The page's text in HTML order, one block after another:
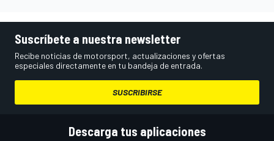
Suscríbete a nuestra newsletter
Recibe noticias de motorsport, actualizaciones y ofertas
especiales directamente en tu bandeja de entrada.
SUSCRIBIRSE
Descarga tus aplicaciones